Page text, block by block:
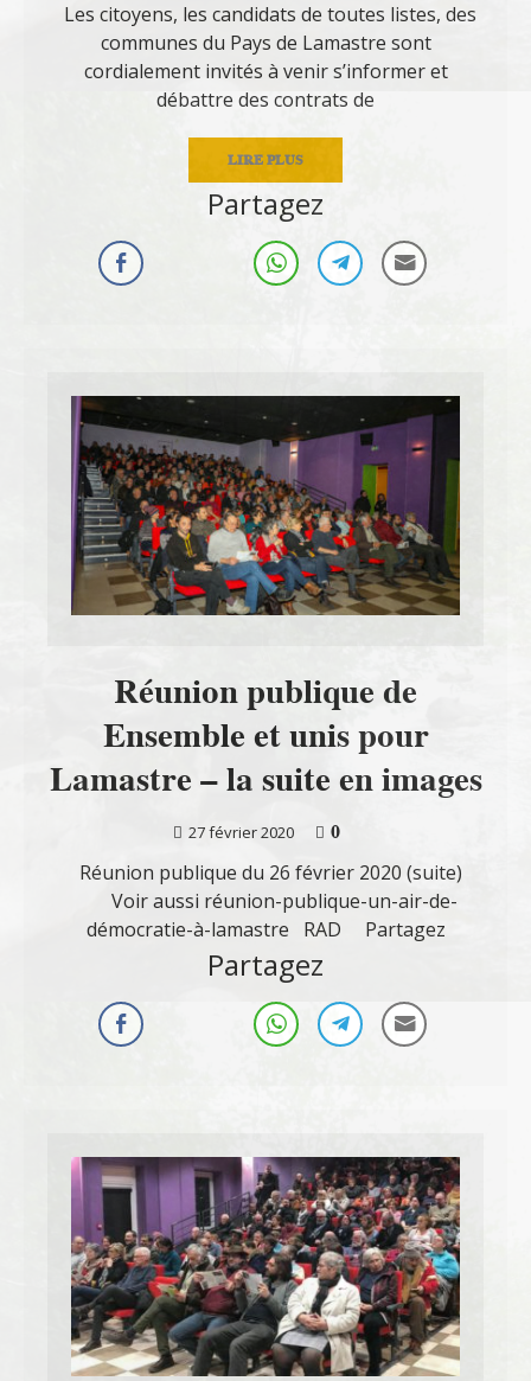
Les citoyens, les candidats de toutes listes, des
communes du Pays de Lamastre sont
cordialement invités à venir s’informer et
débattre des contrats de
LIRE PLUS
Partagez
Réunion publique de
Ensemble et unis pour
Lamastre – la suite en images
27 février 2020
0
Réunion publique du 26 février 2020 (suite)
Voir aussi réunion-publique-un-air-de-
démocratie-à-lamastre RAD Partagez
Partagez